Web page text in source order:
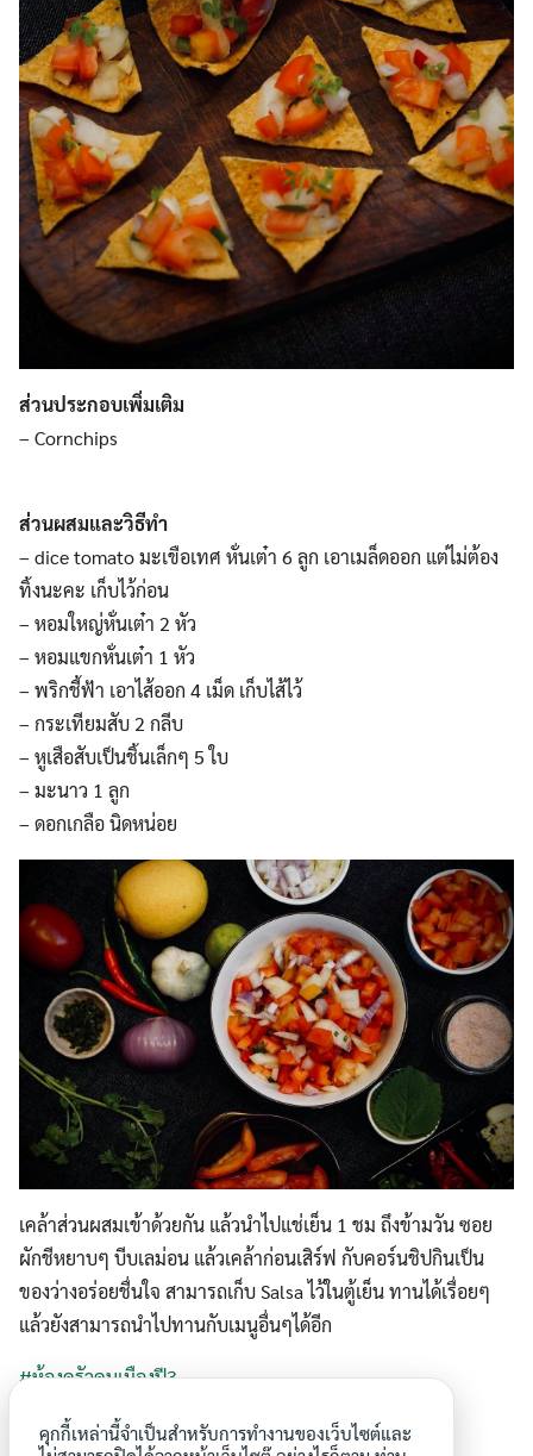
Search
for:
ส่วนประกอบเพิ่มเติม
– Cornchips
ส่วนผสมและวิธีทำ
– dice tomato มะเขือเทศ หั่นเต๋า 6 ลูก เอาเมล็ดออก แต่ไม่ต้อง
ทิ้งนะคะ เก็บไว้ก่อน
– หอมใหญ่หั่นเต๋า 2 หัว
– หอมแขกหั่นเต๋า 1 หัว
– พริกชี้ฟ้า เอาไส้ออก 4 เม็ด เก็บไส้ไว้
– กระเทียมสับ 2 กลีบ
– หูเสือสับเป็นชิ้นเล็กๆ 5 ใบ
– มะนาว 1 ลูก
– ดอกเกลือ นิดหน่อย
เคล้าส่วนผสมเข้าด้วยกัน แล้วนำไปแช่เย็น 1 ชม ถึงข้ามวัน ซอย
ผักชีหยาบๆ บีบเลม่อน แล้วเคล้าก่อนเสิร์ฟ กับคอร์นชิปกินเป็น
ของว่างอร่อยชื่นใจ สามารถเก็บ Salsa ไว้ในตู้เย็น ทานได้เรื่อยๆ
แล้วยังสามารถนำไปทานกับเมนูอื่นๆได้อีก
#ห้องครัวคนเมืองปี3
#zerowastemenu
คุกกี้เหล่านี้จำเป็นสำหรับการทำงานของเว็บไซต์และ